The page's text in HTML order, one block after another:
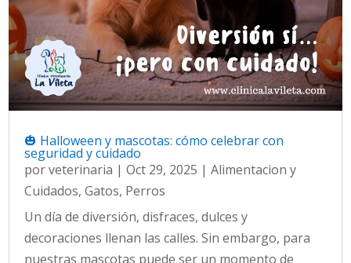
🎃 Halloween y mascotas: cómo celebrar con
seguridad y cuidado
porveterinaria |Oct 29, 2025 |Alimentacion y
Cuidados,Gatos, Perros
Un día de diversión, disfraces, dulces y
decoraciones llenan las calles. Sin embargo, para
nuestras mascotas puede ser un momento de